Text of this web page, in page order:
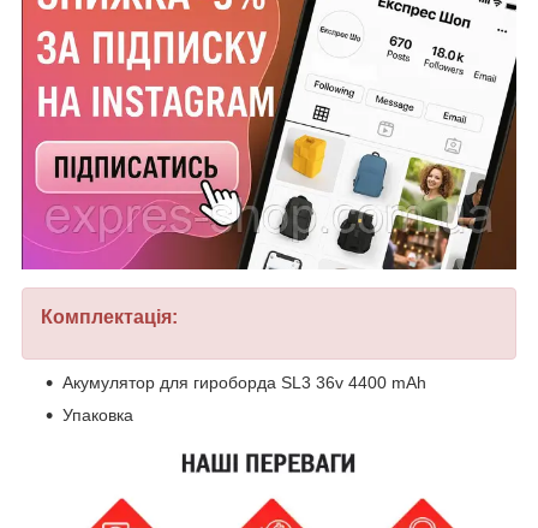
Комплектація:
Акумулятор для гироборда SL3 36v 4400 mAh
Упаковка